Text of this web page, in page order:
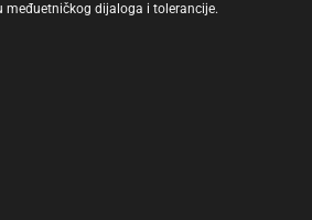
međuetničkog dijaloga i tolerancije.